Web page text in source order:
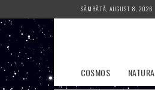
to
content
SÂMBĂTĂ, AUGUST 8, 2026
COSMOS NATURA